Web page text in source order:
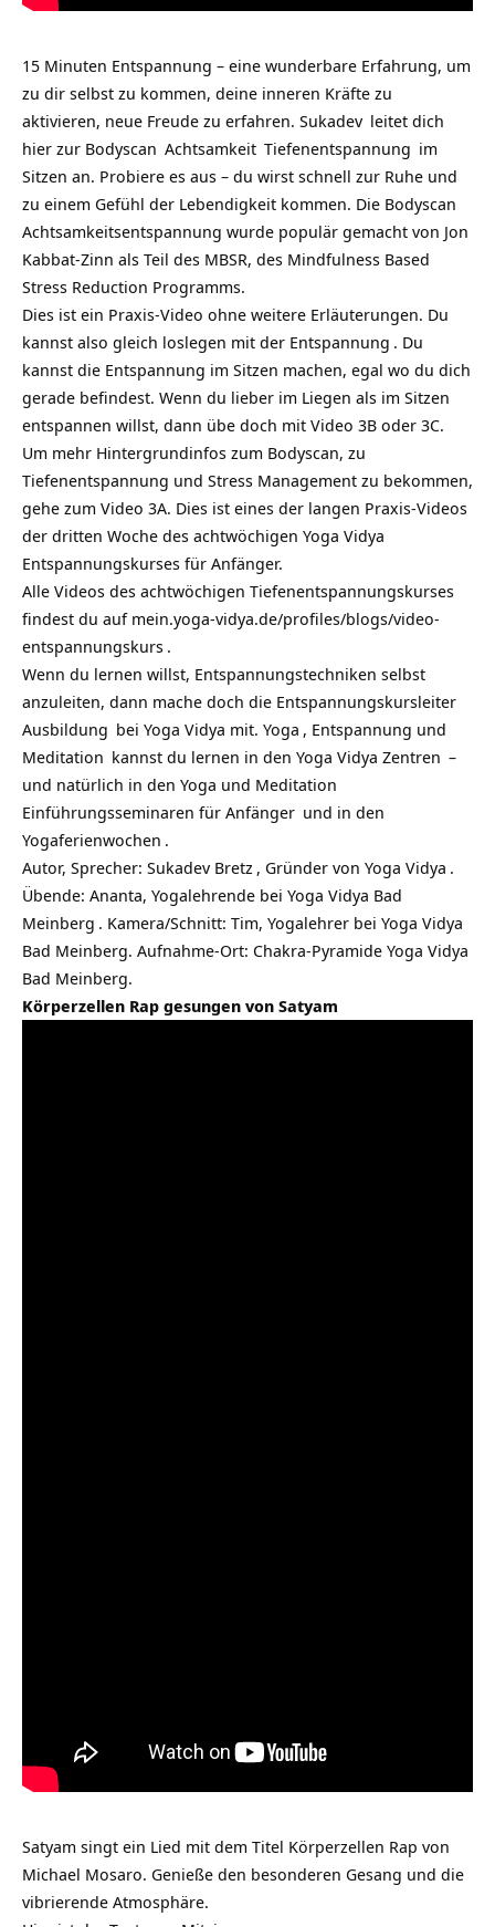
15 Minuten Entspannung – eine wunderbare Erfahrung, um
zu dir selbst zu kommen, deine inneren Kräfte zu
aktivieren, neue Freude zu erfahren. Sukadev leitet dich
hier zur Bodyscan Achtsamkeit Tiefenentspannung im
Sitzen an. Probiere es aus – du wirst schnell zur Ruhe und
zu einem Gefühl der Lebendigkeit kommen. Die Bodyscan
Achtsamkeitsentspannung wurde populär gemacht von Jon
Kabbat-Zinn als Teil des MBSR, des Mindfulness Based
Stress Reduction Programms.
Dies ist ein Praxis-Video ohne weitere Erläuterungen. Du
kannst also gleich loslegen mit der Entspannung . Du
kannst die Entspannung im Sitzen machen, egal wo du dich
gerade befindest. Wenn du lieber im Liegen als im Sitzen
entspannen willst, dann übe doch mit Video 3B oder 3C.
Um mehr Hintergrundinfos zum Bodyscan, zu
Tiefenentspannung und Stress Management zu bekommen,
gehe zum Video 3A. Dies ist eines der langen Praxis-Videos
der dritten Woche des achtwöchigen Yoga Vidya
Entspannungskurses für Anfänger.
Alle Videos des achtwöchigen Tiefenentspannungskurses
findest du auf mein.yoga-vidya.de/profiles/blogs/video-
entspannungskurs .
Wenn du lernen willst, Entspannungstechniken selbst
anzuleiten, dann mache doch die Entspannungskursleiter
Ausbildung bei Yoga Vidya mit. Yoga , Entspannung und
Meditation kannst du lernen in den Yoga Vidya Zentren –
und natürlich in den Yoga und Meditation
Einführungsseminaren für Anfänger und in den
Yogaferienwochen .
Autor, Sprecher: Sukadev Bretz , Gründer von Yoga Vidya .
Übende: Ananta, Yogalehrende bei Yoga Vidya Bad
Meinberg . Kamera/Schnitt: Tim, Yogalehrer bei Yoga Vidya
Bad Meinberg. Aufnahme-Ort: Chakra-Pyramide Yoga Vidya
Bad Meinberg.
Körperzellen Rap gesungen von Satyam
Satyam singt ein Lied mit dem Titel Körperzellen Rap von
Michael Mosaro. Genieße den besonderen Gesang und die
vibrierende Atmosphäre.